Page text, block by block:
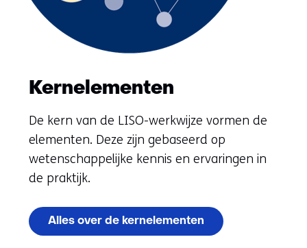
Kernelementen
De kern van de LISO-werkwijze vormen de
elementen. Deze zijn gebaseerd op
wetenschappelijke kennis en ervaringen in
de praktijk.
Alles over de kernelementen